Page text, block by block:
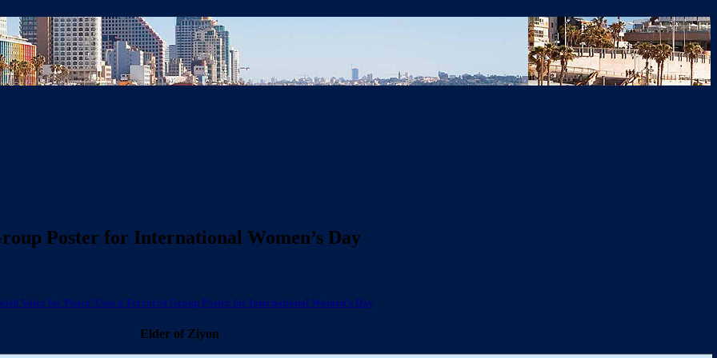
Poster for International Women’s Day
Voice for Peace’ Uses a Terrorist Group Poster for International Women’s Day
Elder of Ziyon